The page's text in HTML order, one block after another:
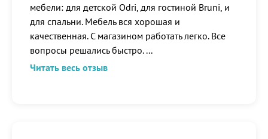
мебели: для детской Odri, для гостиной Bruni, и
для спальни. Мебель вся хорошая и
качественная. С магазином работать легко. Все
вопросы решались быстро. ...
Читать весь отзыв